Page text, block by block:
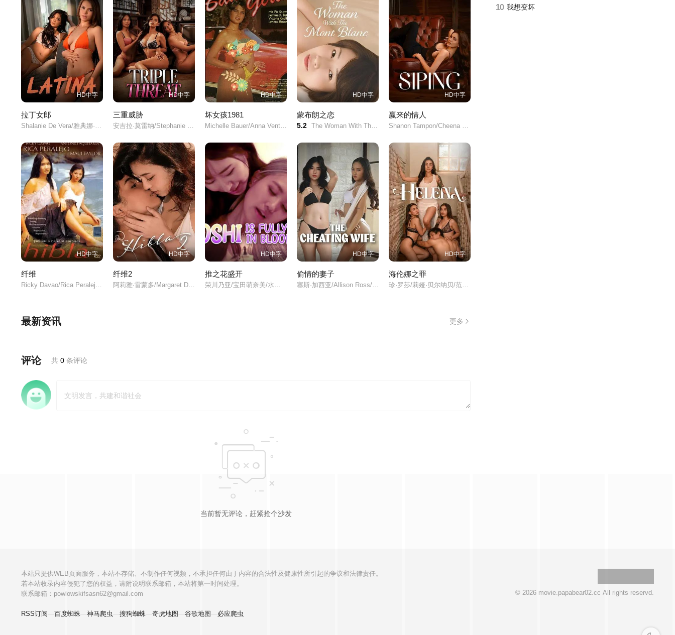
Takbo 2025 Pamangkin Ni Kanor
2026
Pantasya Ni Yaya 20
26
Pasa At Pagmamah
al 2026
Philip Luluper 2025
Pinili 2025 Abot langit 2026
Akin Ang Gabi 2025 Aliwan Inn 2025 Ari and Janna 2025 Baby Boy 2026 Bagong Tukso 2026 Balahibong Pusa 20
25
2026 man 2025 san Mapait 2025
etish 2025
Bihag (Star Sinema
x) 2025
Breast Friends Fore
ver 2026
Cumming of Age 20 Doble Kayod 2025 Doll Maker 2025 Drag Party Queen 2
025
Dungis Sa Batis 202
5
Ekis 2025 Enero 2026 Estudyante 2025 Exchange Gift 2026 Fake Jowa 2025
Flower Vase 2025 Forgetting Marian 2
025
Gayuma 2025 Giniling 2025 Gising 2025
GL Forever 2025 Habang Buhay 2026 Halimuyak Ni Frida 2
Tinuhog 2026
ab 2026
HD中字
拉丁女郎
Shalanie De Vera/雅典娜·瑞德/马可·莫拉/Joko Rivera/
HD中字
三重威胁
安吉拉·莫雷纳/Stephanie Raz/米凯拉·拉兹/
HD中字
坏女孩1981
Michelle Bauer/Anna Ventura/Victoria Knoll/Lenora Bruce/John Leslie/Ron Jeremy/
HD中字
蒙布朗之恋
5.2 The Woman With The Mont Blanc/
HD中字
赢来的情人
Shanon Tampon/Cheena Dizon/Angelo Ilagan/理查德·索拉诺/
HD中字
纤维
HD中字
纤维2
HD中字
推之花盛开
HD中字
偷情的妻子
HD中字
海伦娜之罪
最新资讯 更多
评论 共 0 条评论
当前暂无评论，赶紧抢个沙发
10 我想变坏
本站只提供WEB页面服务，本站不存储、不制作任何视频，不承担任何由于内容的合法性及健康性所引起的争议和法律责任。
若本站收录内容侵犯了您的权益，请附说明联系邮箱，本站将第一时间处理。
联系邮箱：powlowskifsasn62@gmail.com
RSS订阅—百度蜘蛛—神马爬虫—搜狗蜘蛛—奇虎地图—谷歌地图—必应爬虫
© 2026 movie.papabear02.cc All rights reservd.